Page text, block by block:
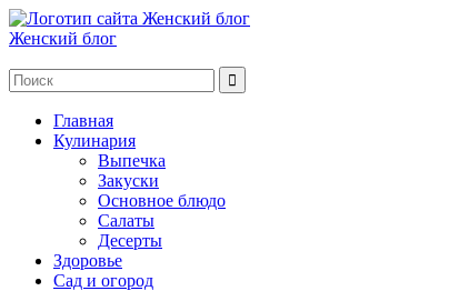
Женский блог
Главная
Кулинария
Выпечка
Закуски
Основное блюдо
Салаты
Десерты
Здоровье
Сад и огород